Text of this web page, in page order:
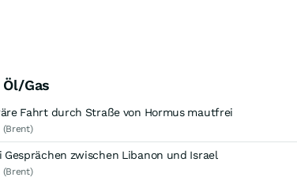
Gas
Fahrt durch Straße von Hormus mautfrei
(Brent)
Gesprächen zwischen Libanon und Israel
(Brent)